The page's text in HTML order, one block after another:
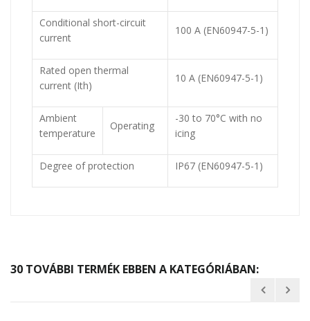
Conditional short-circuit
current
100 A (EN60947-5-1)
Rated open thermal
current (Ith)
10 A (EN60947-5-1)
Ambient
temperature
Operating
-30 to 70°C with no
icing
Degree of protection IP67 (EN60947-5-1)
30 TOVÁBBI TERMÉK EBBEN A KATEGÓRIÁBAN: